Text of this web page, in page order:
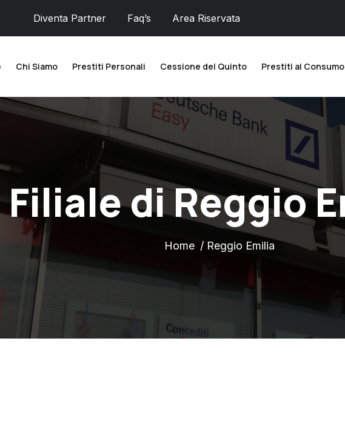
Diventa Partner Faq’s Area Riservata
Chi Siamo Prestiti Personali Cessione del Quinto Prestiti al Consumo
Filiale di Reggio
Home Reggio Emilia